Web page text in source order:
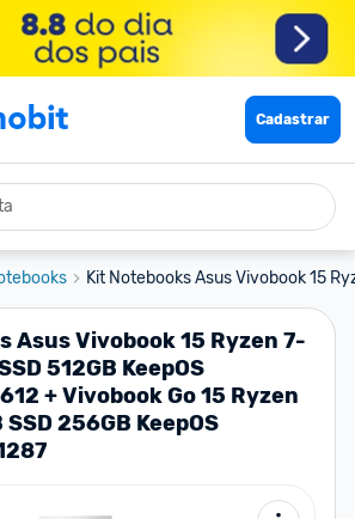
Cadastrar
Kit Notebooks Asus Vivobook 15
Asus Vivobook 15 Ryzen 7-
512GB KeepOS
+ Vivobook Go 15 Ryzen
256GB KeepOS